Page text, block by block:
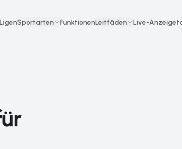
LigenSportarten FunktionenLeitfäden Live-